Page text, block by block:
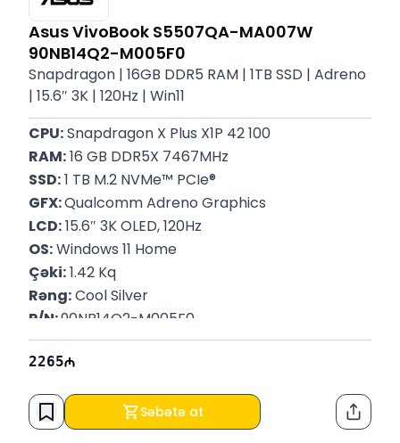
Asus VivoBook S5507QA-MA007W
90NB14Q2-M005F0
Snapdragon | 16GB DDR5 RAM | 1TB SSD | Adreno
| 15.6″ 3K | 120Hz | Win11
CPU: Snapdragon X Plus X1P 42 100
RAM: 16 GB DDR5X 7467MHz
SSD: 1 TB M.2 NVMe™ PCIe®
GFX: Qualcomm Adreno Graphics
LCD: 15.6″ 3K OLED, 120Hz
OS: Windows 11 Home
Çəki: 1.42 Kq
Rəng: Cool Silver
P/N: 90NB14Q2-M005F0
Zəmanət: 12 Ay
2265
Səbətə at